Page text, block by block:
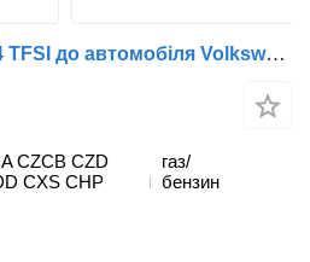
Двигун Volkswagen 1,4 TFSI до автомобіля Volkswagen AUDI A3
CZCB CZD
CXS CHP
газ/
бензин